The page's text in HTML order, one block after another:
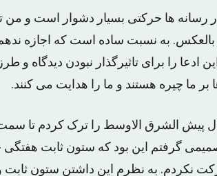
ها حرکتی بسیار دشوار است و من
به نسبت ساده است که اجازه
ادعا را برای تاثیرگذار نبودن دیدگاه و
بر ما چیره هستند و ما را هدایت می کنند.
پیش الشرق الاوسط را ترک کردم تا سمت
گرفتم این بود که ستون ثابت هفتگی
نکردم. به نظرم این داشتن ستون